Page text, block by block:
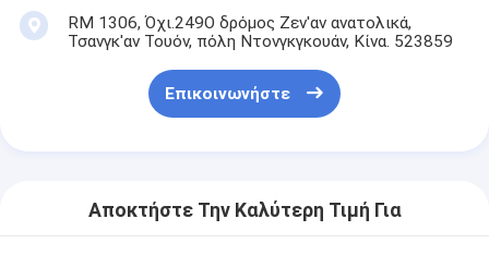
RM 1306, Όχι.249Ο δρόμος Ζεν'αν ανατολικά,
Τσανγκ'αν Τουόν, πόλη Ντονγκγκουάν, Κίνα. 523859
Επικοινωνήστε
Αποκτήστε Την Καλύτερη Τιμή Για